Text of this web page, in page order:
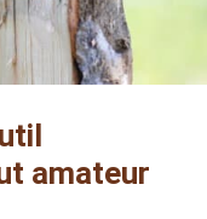
amateur